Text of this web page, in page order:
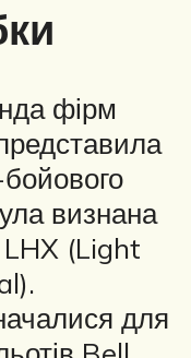
фірм
визнана
(Light
для